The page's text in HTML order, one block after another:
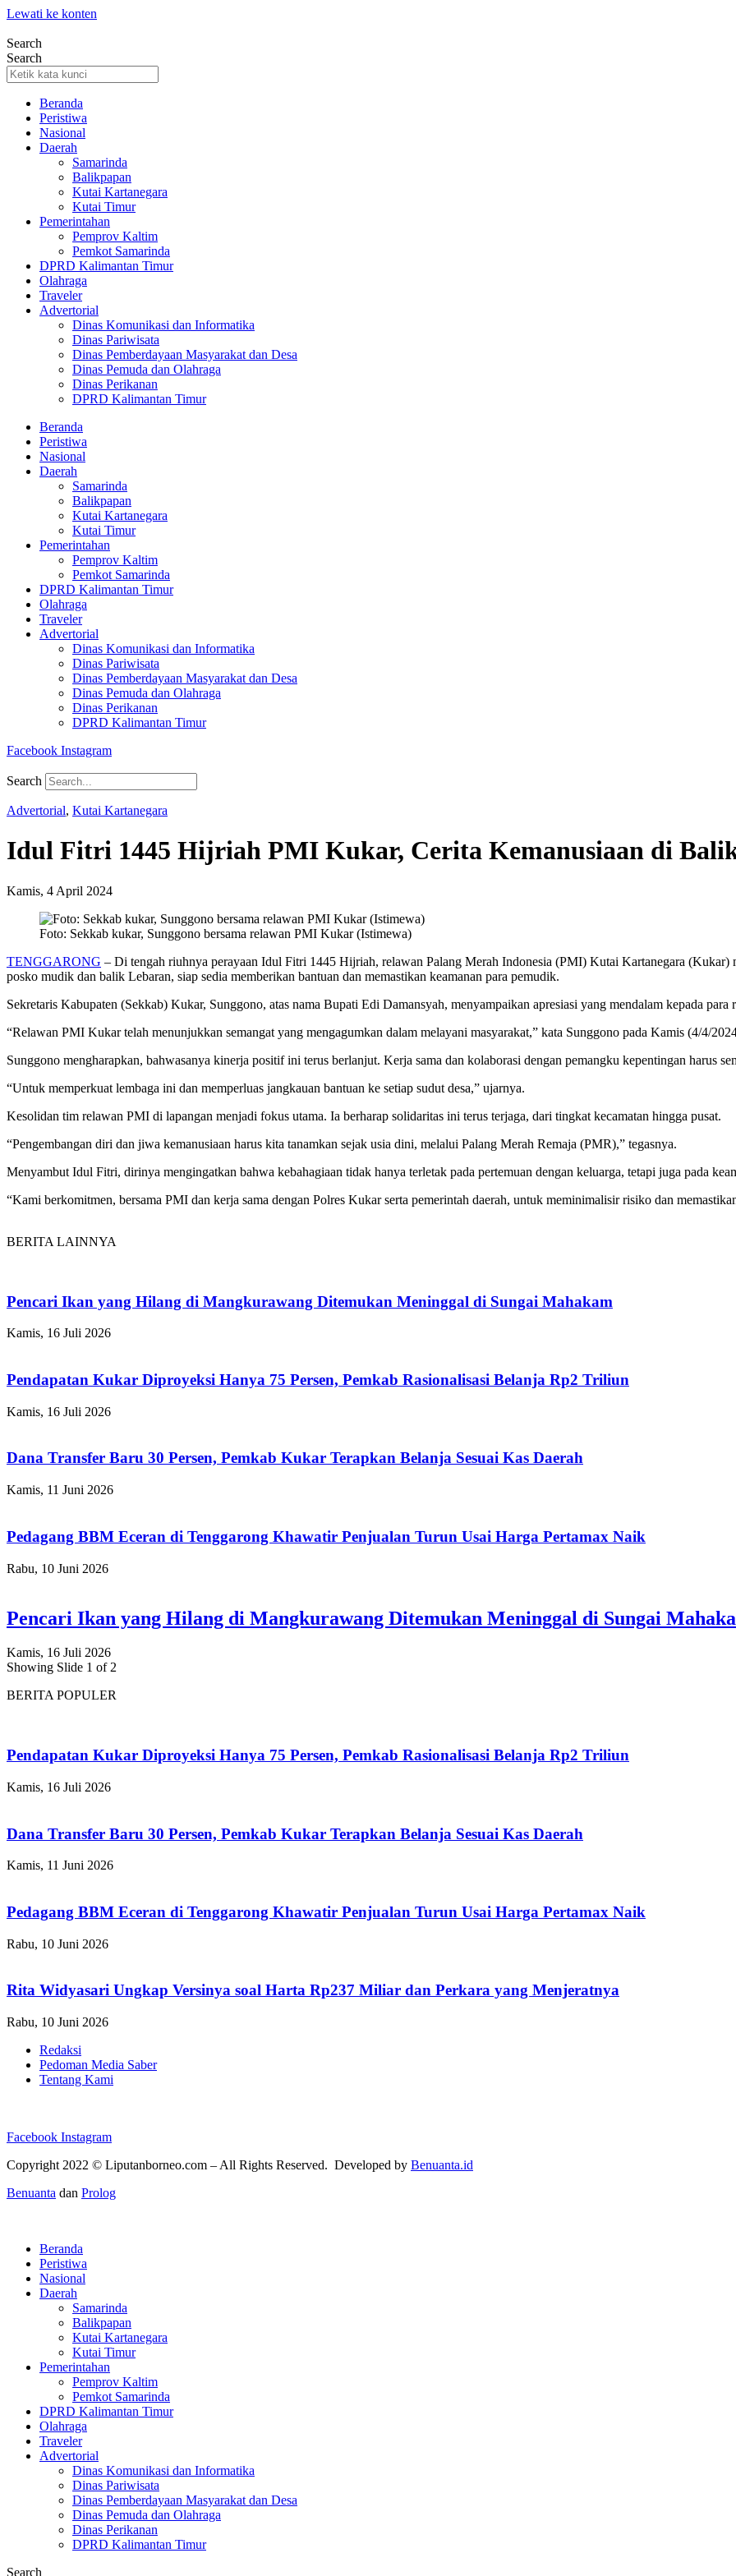
Lewati ke konten
Search
Search
Beranda
Peristiwa
Nasional
Daerah
Samarinda
Balikpapan
Kutai Kartanegara
Kutai Timur
Pemerintahan
Pemprov Kaltim
Pemkot Samarinda
DPRD Kalimantan Timur
Olahraga
Traveler
Advertorial
Dinas Komunikasi dan Informatika
Dinas Pariwisata
Dinas Pemberdayaan Masyarakat dan Desa
Dinas Pemuda dan Olahraga
Dinas Perikanan
DPRD Kalimantan Timur
Beranda
Peristiwa
Nasional
Daerah
Samarinda
Balikpapan
Kutai Kartanegara
Kutai Timur
Pemerintahan
Pemprov Kaltim
Pemkot Samarinda
DPRD Kalimantan Timur
Olahraga
Traveler
Advertorial
Dinas Komunikasi dan Informatika
Dinas Pariwisata
Dinas Pemberdayaan Masyarakat dan Desa
Dinas Pemuda dan Olahraga
Dinas Perikanan
DPRD Kalimantan Timur
Facebook Instagram
Search
Advertorial, Kutai Kartanegara
Idul Fitri 1445 Hijriah PMI Kukar, Cerita Kemanusiaan di
Kamis, 4 April 2024
Foto: Sekkab kukar, Sunggono bersama relawan PMI Kukar (Istimewa)
TENGGARONG – Di tengah riuhnya perayaan Idul Fitri 1445 Hijriah, relawan Palang Merah Indonesia (PMI) Kutai Kartanegara (Kukar)
posko mudik dan balik Lebaran, siap sedia memberikan bantuan dan memastikan keamanan para pemudik.
Sekretaris Kabupaten (Sekkab) Kukar, Sunggono, atas nama Bupati Edi Damansyah, menyampaikan apresiasi yang mendalam kepada para
“Relawan PMI Kukar telah menunjukkan semangat yang mengagumkan dalam melayani masyarakat,” kata Sunggono pada Kamis (4/4/
Sunggono mengharapkan, bahwasanya kinerja positif ini terus berlanjut. Kerja sama dan kolaborasi dengan pemangku kepentingan harus
“Untuk memperkuat lembaga ini dan memperluas jangkauan bantuan ke setiap sudut desa,” ujarnya.
Kesolidan tim relawan PMI di lapangan menjadi fokus utama. Ia berharap solidaritas ini terus terjaga, dari tingkat kecamatan hingga pusat.
“Pengembangan diri dan jiwa kemanusiaan harus kita tanamkan sejak usia dini, melalui Palang Merah Remaja (PMR),” tegasnya.
Menyambut Idul Fitri, dirinya mengingatkan bahwa kebahagiaan tidak hanya terletak pada pertemuan dengan keluarga, tetapi juga pada
“Kami berkomitmen, bersama PMI dan kerja sama dengan Polres Kukar serta pemerintah daerah, untuk meminimalisir risiko dan
BERITA LAINNYA
Pencari Ikan yang Hilang di Mangkurawang Ditemukan Meninggal di Sungai Mahakam
Kamis, 16 Juli 2026
Pendapatan Kukar Diproyeksi Hanya 75 Persen, Pemkab Rasionalisasi Belanja Rp2 Triliun
Kamis, 16 Juli 2026
Dana Transfer Baru 30 Persen, Pemkab Kukar Terapkan Belanja Sesuai Kas Daerah
Kamis, 11 Juni 2026
Pedagang BBM Eceran di Tenggarong Khawatir Penjualan Turun Usai Harga Pertamax Naik
Rabu, 10 Juni 2026
Pencari Ikan yang Hilang di Mangkurawang Ditemukan Meninggal di Sungai
Kamis, 16 Juli 2026
Showing Slide 1 of 2
BERITA POPULER
Pendapatan Kukar Diproyeksi Hanya 75 Persen, Pemkab Rasionalisasi Belanja Rp2 Triliun
Kamis, 16 Juli 2026
Dana Transfer Baru 30 Persen, Pemkab Kukar Terapkan Belanja Sesuai Kas Daerah
Kamis, 11 Juni 2026
Pedagang BBM Eceran di Tenggarong Khawatir Penjualan Turun Usai Harga Pertamax Naik
Rabu, 10 Juni 2026
Rita Widyasari Ungkap Versinya soal Harta Rp237 Miliar dan Perkara yang Menjeratnya
Rabu, 10 Juni 2026
Redaksi
Pedoman Media Saber
Tentang Kami
Facebook Instagram
Copyright 2022 © Liputanborneo.com – All Rights Reserved. Developed by Benuanta.id
Benuanta dan Prolog
Beranda
Peristiwa
Nasional
Daerah
Samarinda
Balikpapan
Kutai Kartanegara
Kutai Timur
Pemerintahan
Pemprov Kaltim
Pemkot Samarinda
DPRD Kalimantan Timur
Olahraga
Traveler
Advertorial
Dinas Komunikasi dan Informatika
Dinas Pariwisata
Dinas Pemberdayaan Masyarakat dan Desa
Dinas Pemuda dan Olahraga
Dinas Perikanan
DPRD Kalimantan Timur
Search